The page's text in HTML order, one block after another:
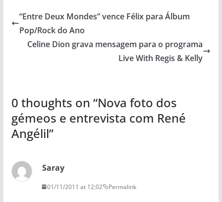
“Entre Deux Mondes” vence Félix para Álbum
Pop/Rock do Ano
Celine Dion grava mensagem para o programa
Live With Regis & Kelly
0 thoughts on “Nova foto dos
gémeos e entrevista com René
Angélil”
Saray
01/11/2011 at 12:02 Permalink